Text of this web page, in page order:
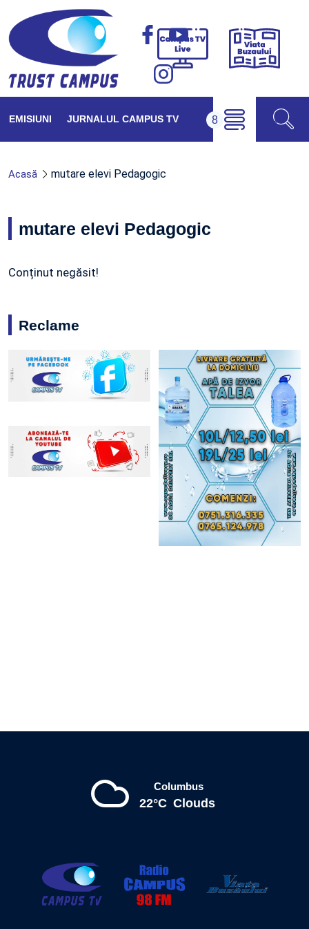
Campus
Viața
EMISIUNI JURNALUL CAMPUS TV
Acasă mutare elevi Pedagogic
mutare elevi Pedagogic
Conținut negăsit!
Reclame
Columbus
22°C Clouds